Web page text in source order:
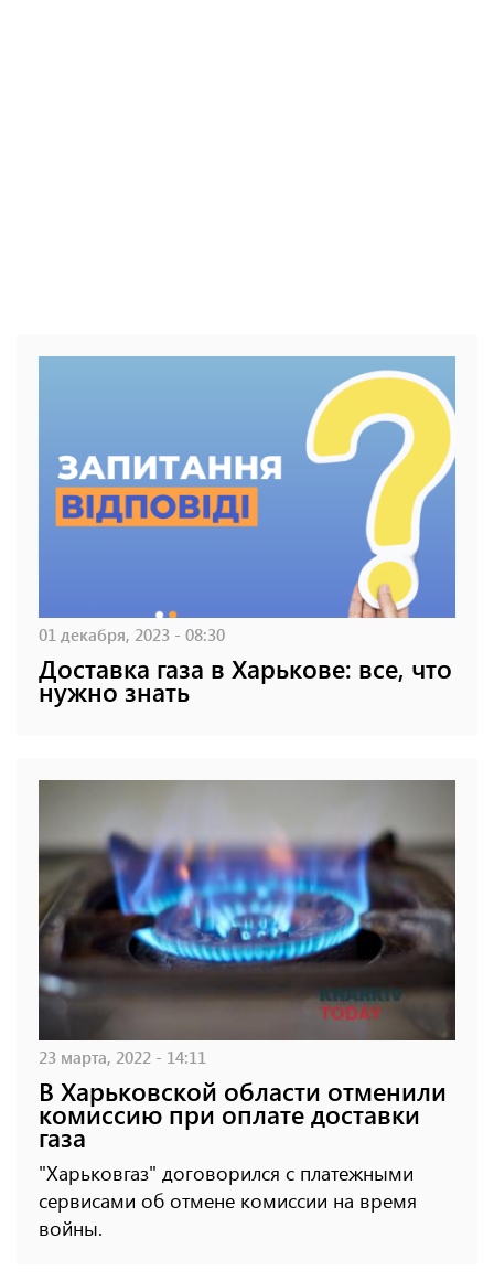
01 декабря, 2023 - 08:30
Доставка газа в Харькове: все, что
нужно знать
23 марта, 2022 - 14:11
В Харьковской области отменили
комиссию при оплате доставки
газа
"Харьковгаз" договорился с платежными
сервисами об отмене комиссии на время
войны.